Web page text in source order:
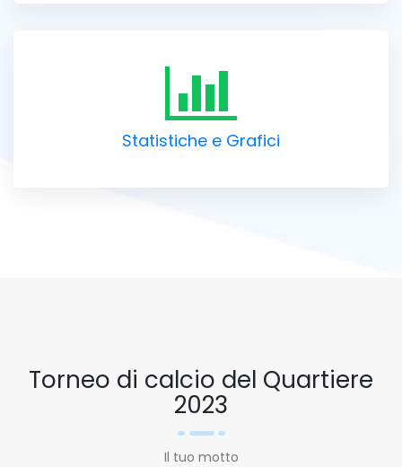
Statistiche e Grafici
Torneo di calcio del Quartiere
2023
Il tuo motto